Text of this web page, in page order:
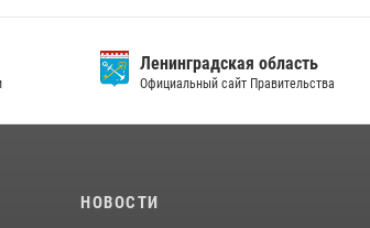
Ленинградская область
Официальный сайт Правительства
НОВОСТИ